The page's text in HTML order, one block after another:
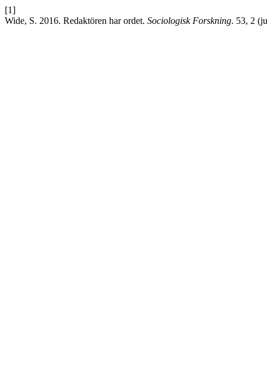
[1]
Wide, S. 2016. Redaktören har ordet. Sociologisk Forskning. 53, 2